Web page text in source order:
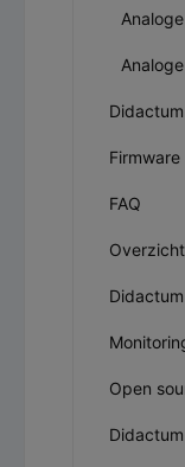
Firmware
FAQ
Open